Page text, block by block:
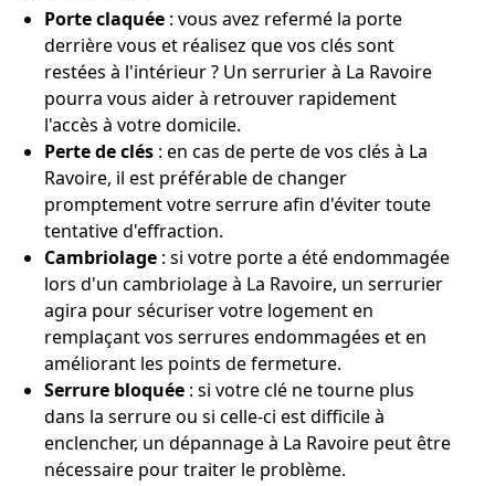
Porte claquée : vous avez refermé la porte
derrière vous et réalisez que vos clés sont
restées à l'intérieur ? Un serrurier à La Ravoire
pourra vous aider à retrouver rapidement
l'accès à votre domicile.
Perte de clés : en cas de perte de vos clés à La
Ravoire, il est préférable de changer
promptement votre serrure afin d'éviter toute
tentative d'effraction.
Cambriolage : si votre porte a été endommagée
lors d'un cambriolage à La Ravoire, un serrurier
agira pour sécuriser votre logement en
remplaçant vos serrures endommagées et en
améliorant les points de fermeture.
Serrure bloquée : si votre clé ne tourne plus
dans la serrure ou si celle-ci est difficile à
enclencher, un dépannage à La Ravoire peut être
nécessaire pour traiter le problème.